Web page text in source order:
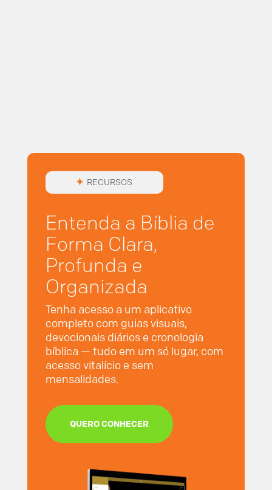
RECURSOS
Entenda a Bíblia de
Forma Clara,
Profunda e
Organizada
Tenha acesso a um aplicativo
completo com guias visuais,
devocionais diários e cronologia
bíblica — tudo em um só lugar, com
acesso vitalício e sem
mensalidades.
QUERO CONHECER